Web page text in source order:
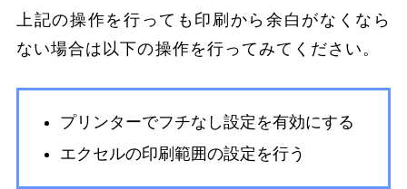
上記の操作を行っても印刷から余白がなくなら
ない場合は以下の操作を行ってみてください。
プリンターでフチなし設定を有効にする
エクセルの印刷範囲の設定を行う